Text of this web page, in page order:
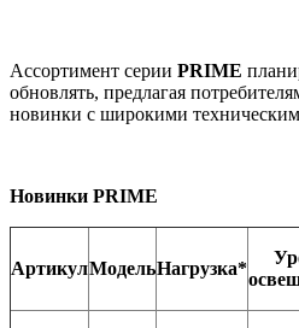
Ассортимент серии PRIME
обновлять, предлагая
новинки с широкими
Новинки PRIME
АртикулМодельНагрузка*